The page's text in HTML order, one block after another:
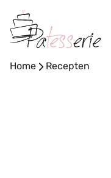
naar
de
Home - Recepten